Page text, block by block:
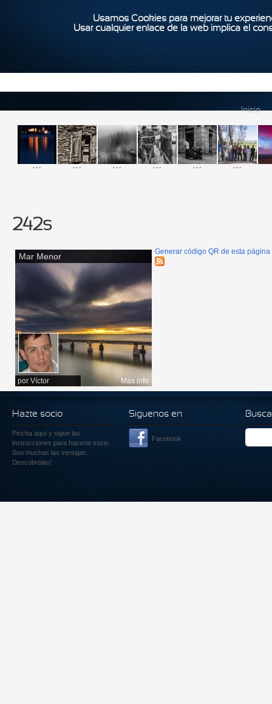
Usamos Cookies para mejorar tu
Usar cualquier enlace de la web implica el
Inicio
... ... ... ... ... ...
242s
Mar Menor
por Víctor Más info
Generar código QR de esta página
Hazte socio
Pincha aquí y sigue las
instrucciones para hacerte socio.
Son muchas las ventajas.
Descúbrelas!
Siguenos en
Facebook